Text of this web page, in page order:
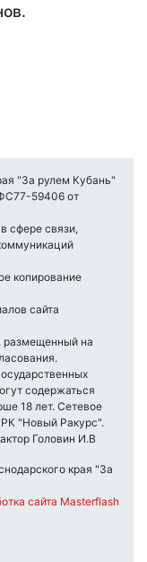
"За рулем Кубань"
59406 от
сфере связи,
копирование
сайта
размещенный на
содержаться
18 лет. Сетевое
"Новый Ракурс".
Головин И.В
края "За
сайта Masterflash